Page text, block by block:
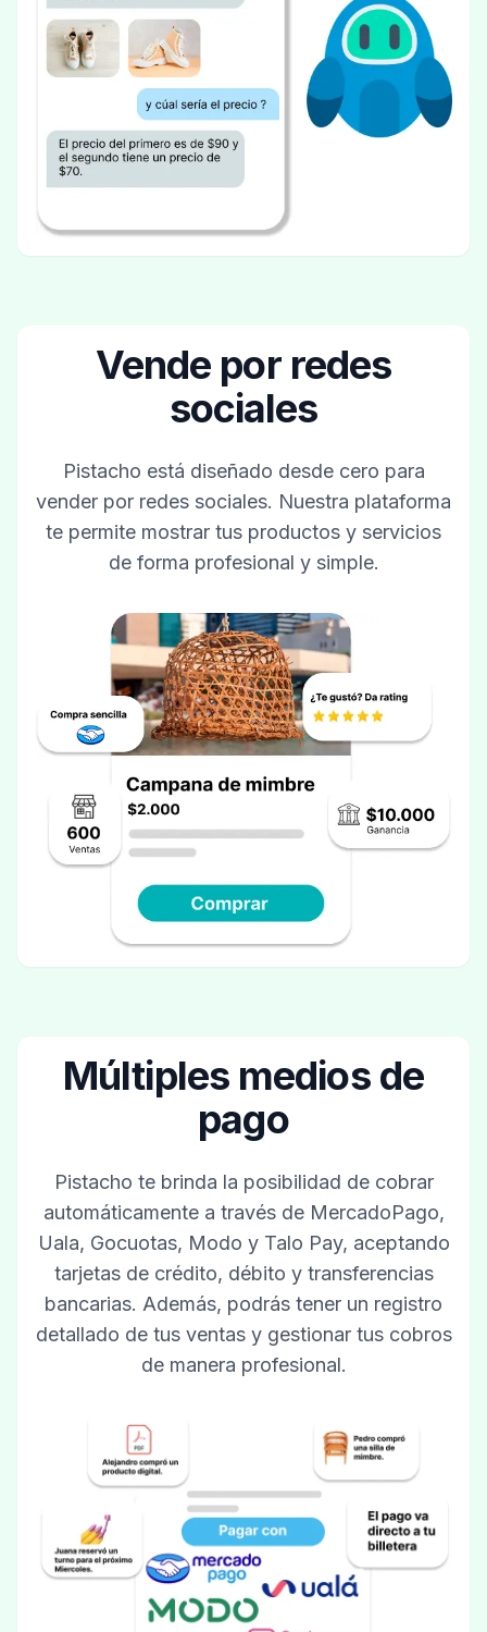
Vende por redes
sociales
Pistacho está diseñado desde cero para
vender por redes sociales. Nuestra plataforma
te permite mostrar tus productos y servicios
de forma profesional y simple.
Múltiples medios de
pago
Pistacho te brinda la posibilidad de cobrar
automáticamente a través de MercadoPago,
Uala, Gocuotas, Modo y Talo Pay, aceptando
tarjetas de crédito, débito y transferencias
bancarias. Además, podrás tener un registro
detallado de tus ventas y gestionar tus cobros
de manera profesional.